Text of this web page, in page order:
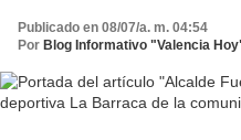
Publicado en 08/07/a. m. 04:54
Por Blog Informativo "Valencia